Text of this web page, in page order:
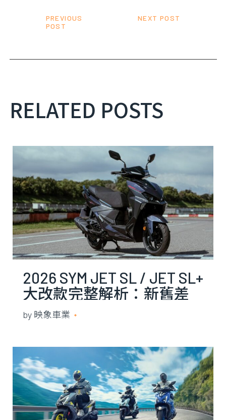
PREVIOUS
POST
NEXT POST
RELATED POSTS
2026 SYM JET SL / JET SL+
大改款完整解析：新舊差
在哪、C-TCS 值不值得加
價？
by 映象車業